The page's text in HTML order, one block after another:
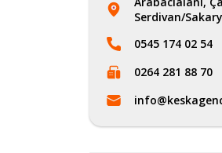
Serdivan/
0545 174 02 54
0264 281 88 70